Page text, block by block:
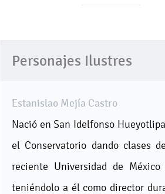
Personajes Ilustres
Estanislao Mejía Castro
Nació en San Idelfonso
el Conservatorio dando clases
reciente Universidad de
teniéndolo a él como director